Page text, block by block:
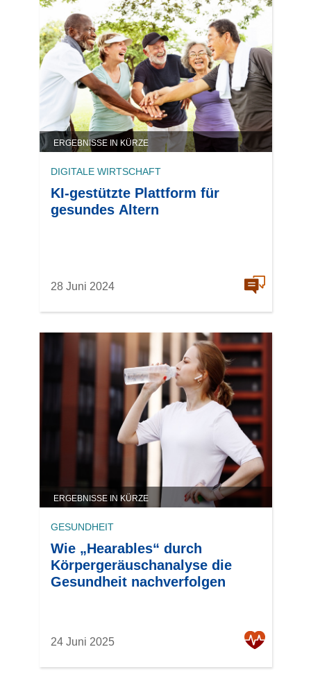
ERGEBNISSE IN KÜRZE
DIGITALE WIRTSCHAFT
KI-gestützte Plattform für
gesundes Altern
28 Juni 2024
ERGEBNISSE IN KÜRZE
GESUNDHEIT
Wie „Hearables“ durch
Körpergeräuschanalyse die
Gesundheit nachverfolgen
24 Juni 2025